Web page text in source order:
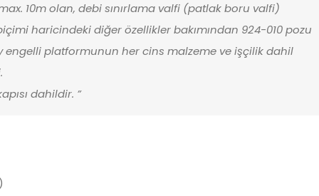
10m olan, debi sınırlama valfi (patlak boru valfi)
haricindeki diğer özellikler bakımından 924-010 pozu
engelli platformunun her cins malzeme ve işçilik dahil
dahildir. ”